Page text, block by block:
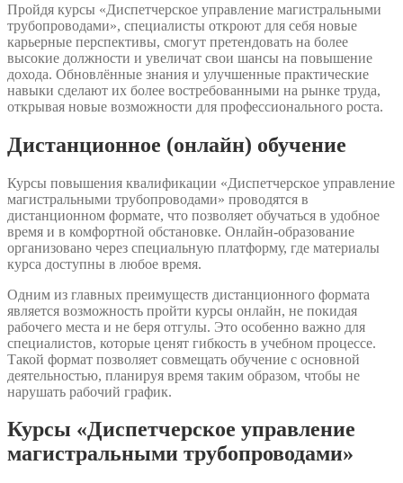
Пройдя курсы «Диспетчерское управление магистральными
трубопроводами», специалисты откроют для себя новые
карьерные перспективы, смогут претендовать на более
высокие должности и увеличат свои шансы на повышение
дохода. Обновлённые знания и улучшенные практические
навыки сделают их более востребованными на рынке труда,
открывая новые возможности для профессионального роста.
Дистанционное (онлайн) обучение
Курсы повышения квалификации «Диспетчерское управление
магистральными трубопроводами» проводятся в
дистанционном формате, что позволяет обучаться в удобное
время и в комфортной обстановке. Онлайн-образование
организовано через специальную платформу, где материалы
курса доступны в любое время.
Одним из главных преимуществ дистанционного формата
является возможность пройти курсы онлайн, не покидая
рабочего места и не беря отгулы. Это особенно важно для
специалистов, которые ценят гибкость в учебном процессе.
Такой формат позволяет совмещать обучение с основной
деятельностью, планируя время таким образом, чтобы не
нарушать рабочий график.
Курсы «Диспетчерское управление
магистральными трубопроводами»